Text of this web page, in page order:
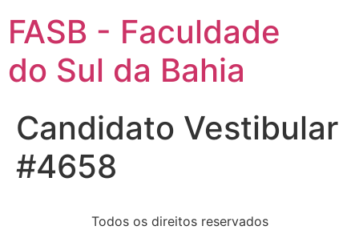
FASB - Faculdade
do Sul da Bahia
Candidato Vestibular
#4658
Todos os direitos reservados